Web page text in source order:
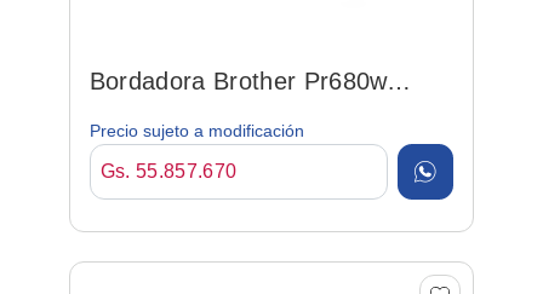
Bordadora Brother Pr680w
Precio sujeto a modificación
Gs. 55.857.670